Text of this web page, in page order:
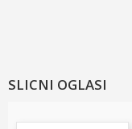
SLICNI OGLASI